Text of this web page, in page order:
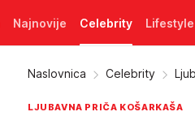
Najnovije Celebrity Lifestyle
Naslovnica Celebrity
LJUBAVNA PRIČA KOŠARKAŠA